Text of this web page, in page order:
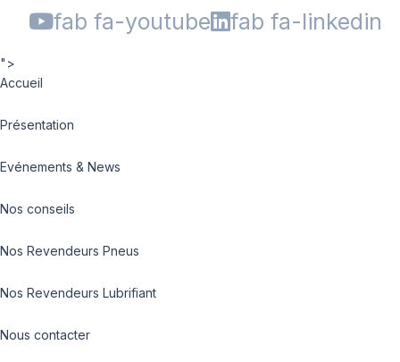
fab fa-youtube
fab fa-linkedin
">
Accueil
Présentation
Evénements & News
Nos conseils
Nos Revendeurs Pneus
Nos Revendeurs Lubrifiant
Nous contacter